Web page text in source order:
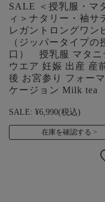
SALE ＜授乳服・マ
ィ＞ナタリー・袖サ
レガントロングワン
（ジッパータイプの
口） 授乳服 マタニ
ウエア 妊娠 出産 産
後 お宮参り フォー
ケージョン Milk tea
SALE: ¥6,990(税込)
在庫を確認する